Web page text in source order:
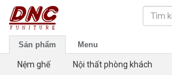
Sản phẩm Menu
Nệm ghế Nội thất phòng khách